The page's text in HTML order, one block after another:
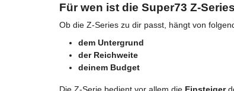
Für wen ist die Super73 Z-
Ob die Z-Series zu dir passt, hängt von
dem Untergrund
der Reichweite
deinem Budget